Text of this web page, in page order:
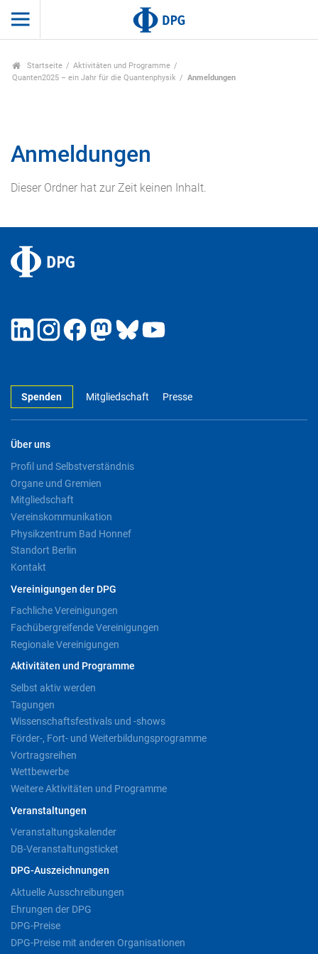
Startseite
Aktivitäten und Programme
Quanten2025 – ein Jahr für die Quantenphysik
Anmeldungen
Anmeldungen
Dieser Ordner hat zur Zeit keinen Inhalt.
Spenden Mitgliedschaft Presse
Über uns
Profil und Selbstverständnis
Organe und Gremien
Mitgliedschaft
Vereinskommunikation
Physikzentrum Bad Honnef
Standort Berlin
Kontakt
Vereinigungen der DPG
Fachliche Vereinigungen
Fachübergreifende Vereinigungen
Regionale Vereinigungen
Aktivitäten und Programme
Selbst aktiv werden
Tagungen
Wissenschaftsfestivals und -shows
Förder-, Fort- und Weiterbildungsprogramme
Vortragsreihen
Wettbewerbe
Weitere Aktivitäten und Programme
Veranstaltungen
Veranstaltungskalender
DB-Veranstaltungsticket
DPG-Auszeichnungen
Aktuelle Ausschreibungen
Ehrungen der DPG
DPG-Preise
DPG-Preise mit anderen Organisationen